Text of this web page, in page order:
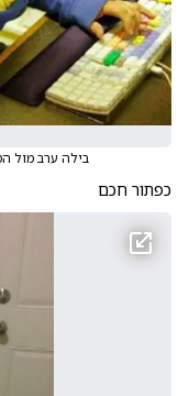
בילה ערב מול
כפתור חכם